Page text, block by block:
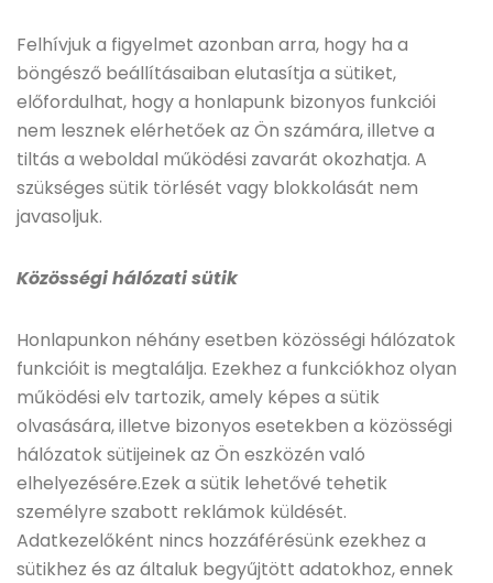
Felhívjuk a figyelmet azonban arra, hogy ha a
böngésző beállításaiban elutasítja a sütiket,
előfordulhat, hogy a honlapunk bizonyos funkciói
nem lesznek elérhetőek az Ön számára, illetve a
tiltás a weboldal működési zavarát okozhatja. A
szükséges sütik törlését vagy blokkolását nem
javasoljuk.
Közösségi hálózati sütik
Honlapunkon néhány esetben közösségi hálózatok
funkcióit is megtalálja. Ezekhez a funkciókhoz olyan
működési elv tartozik, amely képes a sütik
olvasására, illetve bizonyos esetekben a közösségi
hálózatok sütijeinek az Ön eszközén való
elhelyezésére.Ezek a sütik lehetővé tehetik
személyre szabott reklámok küldését.
Adatkezelőként nincs hozzáférésünk ezekhez a
sütikhez és az általuk begyűjtött adatokhoz, ennek